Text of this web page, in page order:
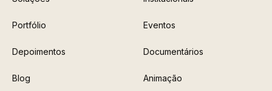
Portfólio
Depoimentos
Blog
Eventos
Documentários
Animação